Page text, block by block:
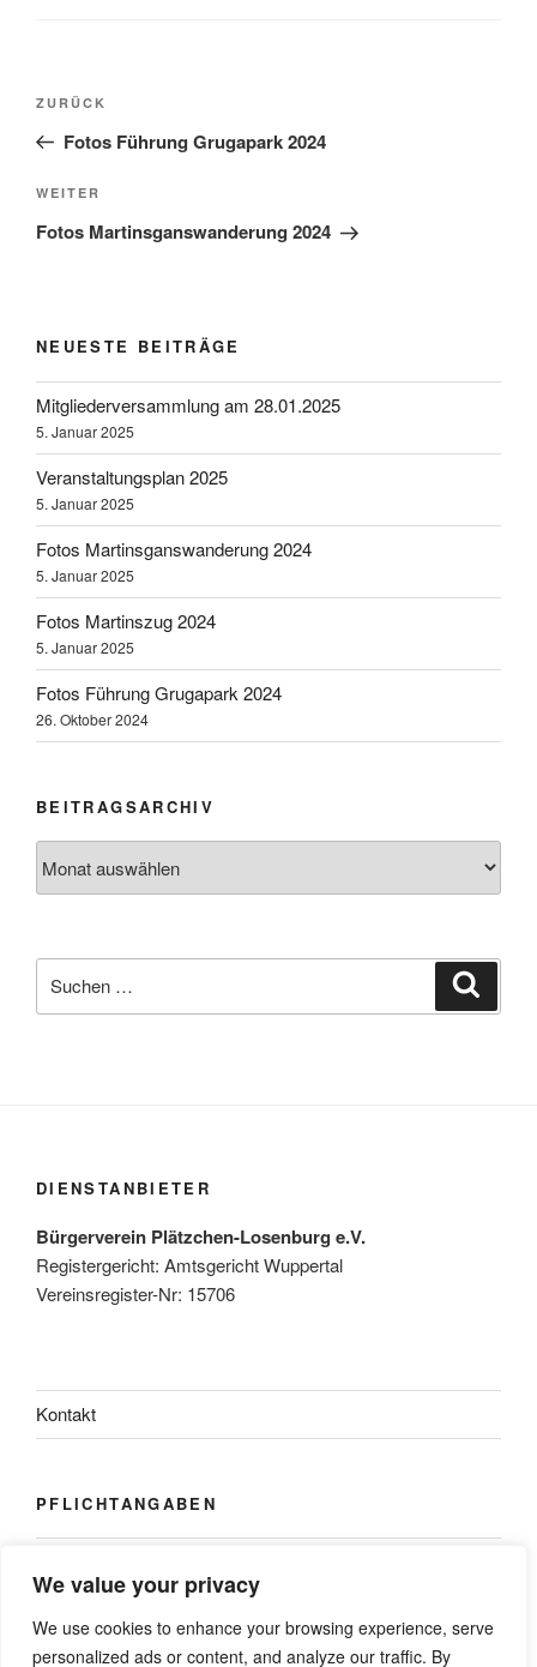
We value your privacy
We use cookies to enhance your browsing experience, serve
personalized ads or content, and analyze our traffic. By
Beitragsnavigation
Vorheriger
Beitrag
ZURÜCK
Fotos Führung Grugapark 2024
Nächster
Beitrag
WEITER
Fotos Martinsganswanderung 2024
NEUESTE BEITRÄGE
Mitgliederversammlung am 28.01.2025
5. Januar 2025
Veranstaltungsplan 2025
5. Januar 2025
Fotos Martinsganswanderung 2024
5. Januar 2025
Fotos Martinszug 2024
5. Januar 2025
Fotos Führung Grugapark 2024
26. Oktober 2024
BEITRAGSARCHIV
nach:
DIENSTANBIETER
Bürgerverein Plätzchen-Losenburg e.V.
Registergericht: Amtsgericht Wuppertal
Vereinsregister-Nr: 15706
Kontakt
PFLICHTANGABEN